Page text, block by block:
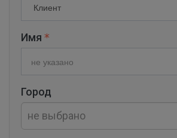
Имя
Город
не выбрано